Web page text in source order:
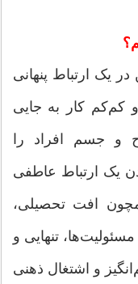
یک ارتباط پنهانی
کم‌کم کار به جایی
و جسم افراد را
یک ارتباط عاطفی
افت تحصیلی،
تنهایی و
و اشتغال ذهنی